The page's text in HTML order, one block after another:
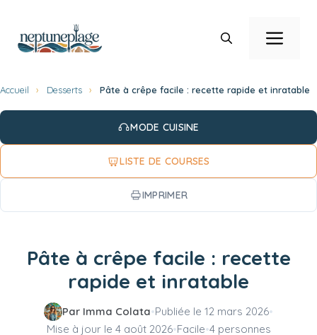
contenu
Accueil › Desserts › Pâte à crêpe facile : recette rapide et inratable
Pâte à crêpe facile : recette
rapide et inratable
MODE CUISINE
LISTE DE COURSES
IMPRIMER
Par Imma Colata•Publiée le 12 mars 2026•
Mise à jour le 4 août 2026•Facile•4 personnes